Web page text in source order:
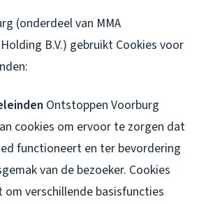
(onderdeel van MMA
B.V.) gebruikt Cookies voor
Ontstoppen Voorburg
cookies om ervoor te zorgen dat
functioneert en ter bevordering
van de bezoeker. Cookies
verschillende basisfuncties